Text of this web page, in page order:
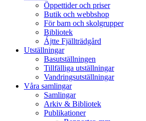
Öppettider och priser
Butik och webbshop
För barn och skolgrupper
Bibliotek
Ájtte Fjällträdgård
Utställningar
Basutställningen
Tillfälliga utställningar
Vandringsutställningar
Våra samlingar
Samlingar
Arkiv & Bibliotek
Publikationer